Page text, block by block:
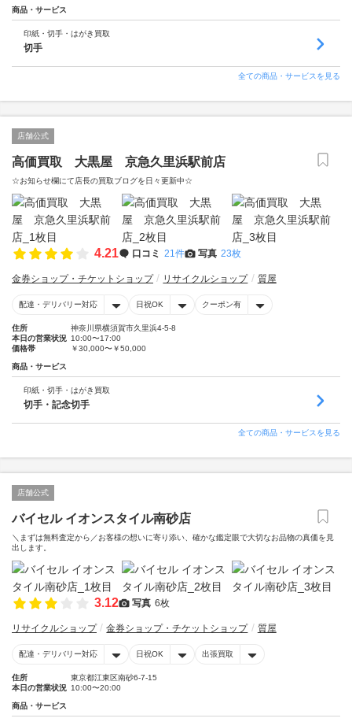
商品・サービス
印紙・切手・はがき買取
切手
全ての商品・サービスを見る
店舗公式
高価買取 大黒屋 京急久里浜駅前店
☆お知らせ欄にて店長の買取ブログを日々更新中☆
4.21 口コミ 21件 写真 23枚
金券ショップ・チケットショップ リサイクルショップ 質屋
配達・デリバリー対応 日祝OK クーポン有
住所
神奈川県横須賀市久里浜4-5-8
本日の営業状況 10:00〜17:00
価格帯
￥30,000〜￥50,000
商品・サービス
印紙・切手・はがき買取
切手・記念切手
全ての商品・サービスを見る
店舗公式
バイセル イオンスタイル南砂店
＼まずは無料査定から／お客様の想いに寄り添い、確かな鑑定眼で大切なお品物の真価を見
出します。
3.12 写真 6枚
リサイクルショップ 金券ショップ・チケットショップ 質屋
配達・デリバリー対応 日祝OK 出張買取
住所
東京都江東区南砂6-7-15
本日の営業状況 10:00〜20:00
商品・サービス